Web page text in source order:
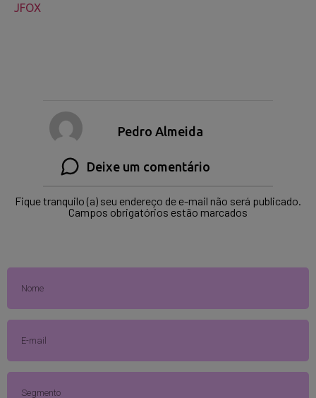
JFOX
Pedro Almeida
Deixe um comentário
Fique tranquilo (a) seu endereço de e-mail não será publicado.
Campos obrigatórios estão marcados